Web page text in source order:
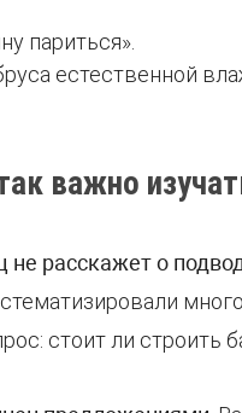
париться».
естественной
важно
не расскажет о
стоит ли строить